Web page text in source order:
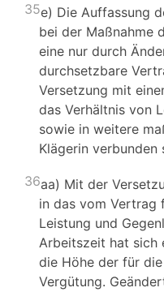
35e) Die Auffassung
bei der Maßnahme
eine nur durch
durchsetzbare
Versetzung mit
das Verhältnis von
sowie in weitere
Klägerin
36aa) Mit der
in das vom Vertrag
Leistung und
Arbeitszeit hat sich
die Höhe der für
Vergütung.